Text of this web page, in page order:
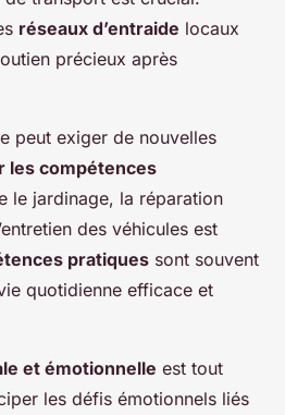
réseaux d’entraide locaux
précieux après
peut exiger de nouvelles
les compétences
le jardinage, la réparation
des véhicules est
pratiques sont souvent
quotidienne efficace et
et émotionnelle est tout
les défis émotionnels liés